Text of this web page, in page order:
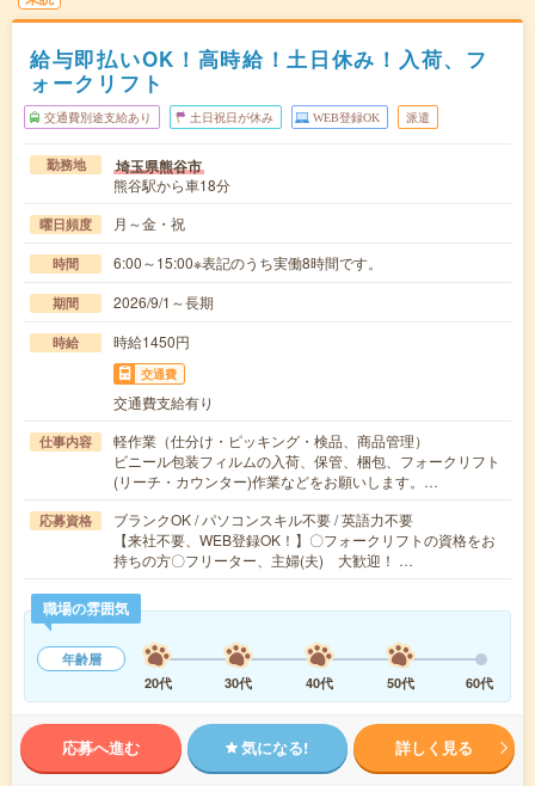
給与即払いOK！高時給！土日休み！入荷、フ
ォークリフト
交通費別途支給あり 土日祝日が休み WEB登録OK 派遣
勤務地 埼玉県熊谷市
熊谷駅から車18分
曜日頻度 月～金・祝
時間 6:00～15:00※表記のうち実働8時間です。
期間 2026/9/1～長期
時給 時給1450円
交通費
交通費支給有り
仕事内容
軽作業（仕分け・ピッキング・検品、商品管理）
ビニール包装フィルムの入荷、保管、梱包、フォークリフト
(リーチ・カウンター)作業などをお願いします。…
応募資格
ブランクOK / パソコンスキル不要 / 英語力不要
【来社不要、WEB登録OK！】〇フォークリフトの資格をお
持ちの方〇フリーター、主婦(夫) 大歓迎！ …
職場の雰囲気
年齢層
20代
30代 40代 50代 60代
応募へ進む 気になる! 詳しく見る